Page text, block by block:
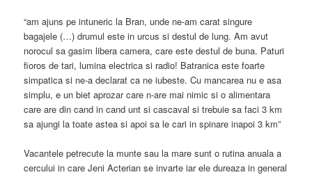
“am ajuns pe intuneric la Bran, unde ne-am carat singure
bagajele (…) drumul este in urcus si destul de lung. Am avut
norocul sa gasim libera camera, care este destul de buna. Paturi
fioros de tari, lumina electrica si radio! Batranica este foarte
simpatica si ne-a declarat ca ne iubeste. Cu mancarea nu e asa
simplu, e un biet aprozar care n-are mai nimic si o alimentara
care are din cand in cand unt si cascaval si trebuie sa faci 3 km
sa ajungi la toate astea si apoi sa le cari in spinare inapoi 3 km”
Vacantele petrecute la munte sau la mare sunt o rutina anuala a
cercului in care Jeni Acterian se invarte iar ele dureaza in general